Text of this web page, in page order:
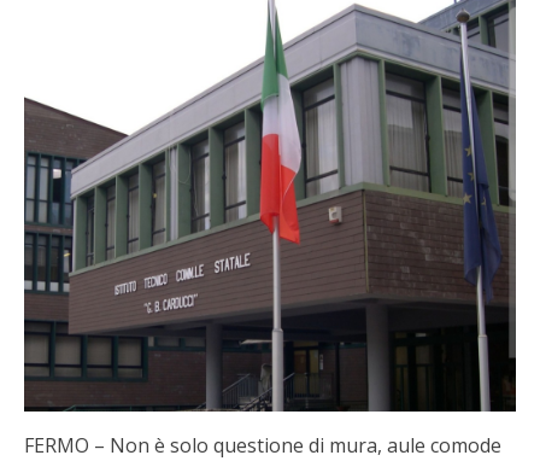
FERMO – Non è solo questione di mura, aule comode